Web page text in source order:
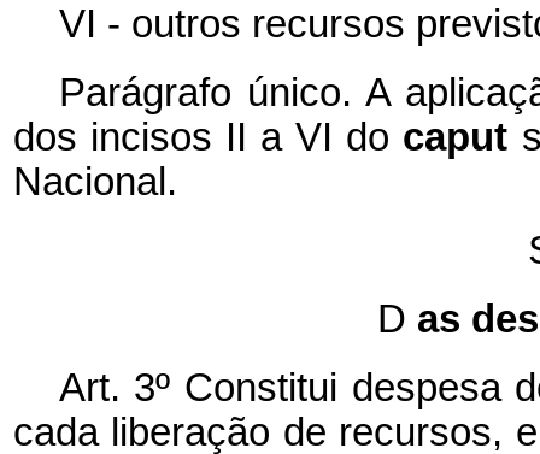
VI - outros recursos
Parágrafo único. A
dos incisos II a VI do caput
Nacional.
D as
Art. 3º Constitui despesa
cada liberação de recursos,